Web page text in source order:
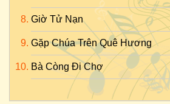
Giờ Tử Nạn
Gặp Chúa Trên Quê Hương
Bà Còng Đi Chợ